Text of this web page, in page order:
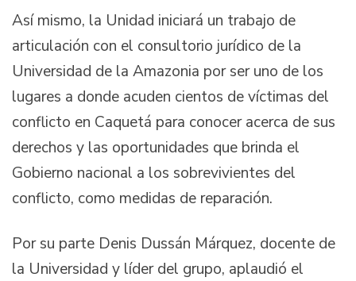
Así mismo, la Unidad iniciará un trabajo de
articulación con el consultorio jurídico de la
Universidad de la Amazonia por ser uno de los
lugares a donde acuden cientos de víctimas del
conflicto en Caquetá para conocer acerca de sus
derechos y las oportunidades que brinda el
Gobierno nacional a los sobrevivientes del
conflicto, como medidas de reparación.
Por su parte Denis Dussán Márquez, docente de
la Universidad y líder del grupo, aplaudió el